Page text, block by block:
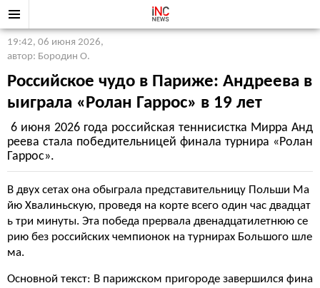
19:42, 06 июня 2026,
автор: Бородин О.
Российское чудо в Париже: Андреева в
ыиграла «Ролан Гаррос» в 19 лет
6 июня 2026 года российская теннисистка Мирра Анд
реева стала победительницей финала турнира «Ролан
Гаррос».
В двух сетах она обыграла представительницу Польши Ма
йю Хвалиньскую, проведя на корте всего один час двадцат
ь три минуты. Эта победа прервала двенадцатилетнюю се
рию без российских чемпионок на турнирах Большого шле
ма.
Основной текст: В парижском пригороде завершился фина